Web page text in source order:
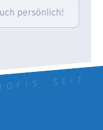
persönlich!
SEIT